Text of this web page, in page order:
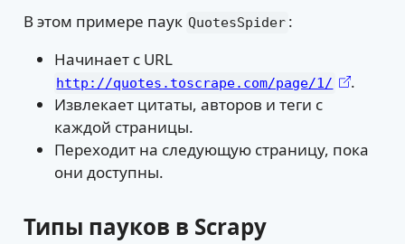
В этом примере паук QuotesSpider :
Начинает с URL
http://quotes.toscrape.com/page/1/
.
Извлекает цитаты, авторов и теги с
каждой страницы.
Переходит на следующую страницу, пока
они доступны.
Типы пауков в Scrapy